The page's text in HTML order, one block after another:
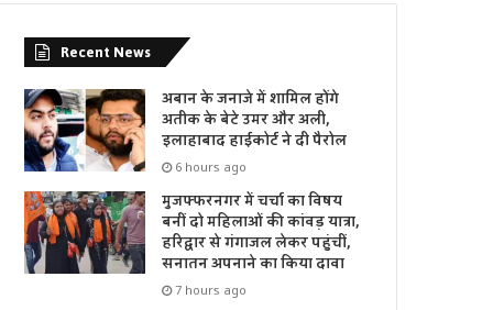
Recent News
अबान के जनाजे में शामिल होंगे
अतीक के बेटे उमर और अली,
इलाहाबाद हाईकोर्ट ने दी पैरोल
6 hours ago
मुजफ्फरनगर में चर्चा का विषय
बनीं दो महिलाओं की कांवड़ यात्रा,
हरिद्वार से गंगाजल लेकर पहुंचीं,
सनातन अपनाने का किया दावा
7 hours ago